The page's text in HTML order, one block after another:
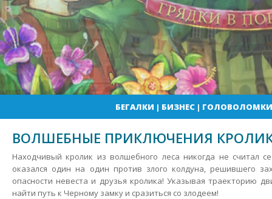
БЕГАЛКИ | БИЗНЕС| ГОЛОВОЛОМКИ
ВОЛШЕБНЫЕ ПРИКЛЮЧЕНИЯ
Находчивый кролик из волшебного леса никогда не считал
оказался один на один против злого колдуна, решившего
опасности невеста и друзья кролика! Указывая траекторию
найти путь к Черному замку и сразиться со злодеем!